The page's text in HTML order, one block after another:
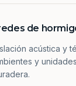
de
acústica y
y